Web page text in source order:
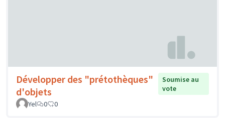
Développer des "prétothèques"
d'objets
Soumise au
vote
Yel
0 0